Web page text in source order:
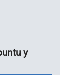
y